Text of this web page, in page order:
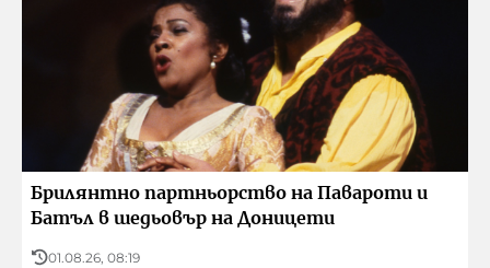
Брилянтно партньорство на Павароти и
Батъл в шедьовър на Доницети
01.08.26, 08:19